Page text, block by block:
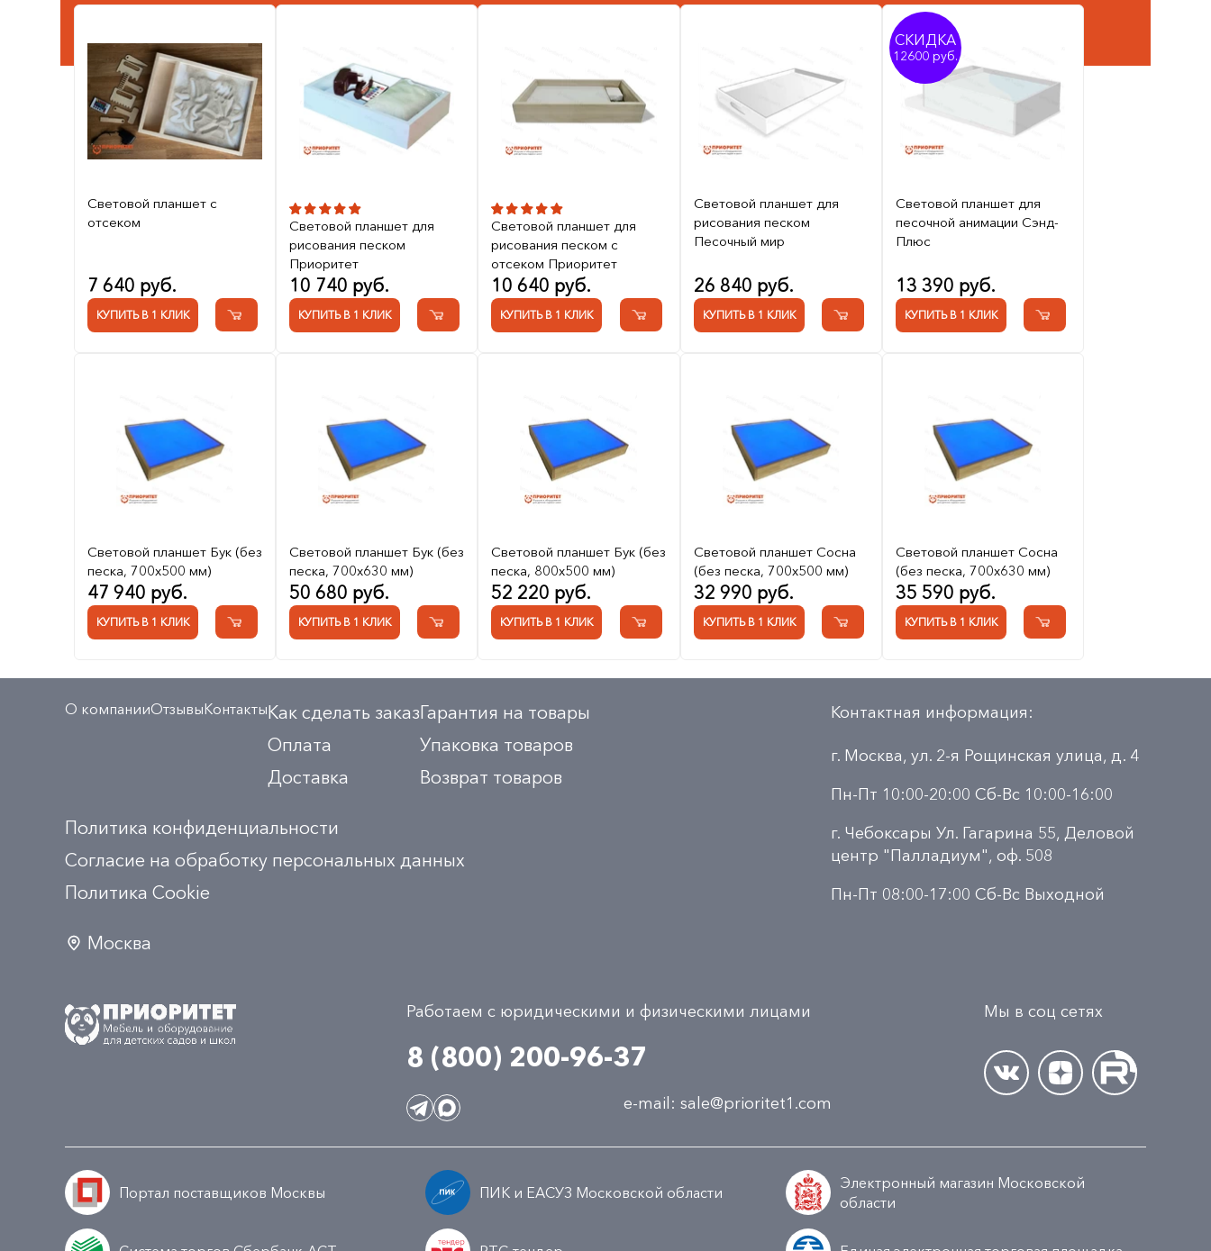
Световой планшет с
отсеком
7 640 руб.
КУПИТЬ В 1 КЛИК
Световой планшет для
рисования песком
Приоритет
10 740 руб.
КУПИТЬ В 1 КЛИК
Световой планшет для
рисования песком с
отсеком Приоритет
10 640 руб.
КУПИТЬ В 1 КЛИК
Световой планшет для
рисования песком
Песочный мир
26 840 руб.
КУПИТЬ В 1 КЛИК
СКИДКА
12600
Световой планшет для
песочной анимации Сэнд-
Плюс
13 390 руб.
КУПИТЬ В 1 КЛИК
Световой планшет Бук (без
песка, 700x500 мм)
47 940 руб.
КУПИТЬ В 1 КЛИК
Световой планшет Бук (без
песка, 700x630 мм)
50 680 руб.
КУПИТЬ В 1 КЛИК
Световой планшет Бук (без
песка, 800x500 мм)
52 220 руб.
КУПИТЬ В 1 КЛИК
Световой планшет Сосна
(без песка, 700x500 мм)
32 990 руб.
КУПИТЬ В 1 КЛИК
Световой планшет Сосна
(без песка, 700x630 мм)
35 590 руб.
КУПИТЬ В 1 КЛИК
О компанииОтзывыКонтактыКак сделать заказ
Оплата
Доставка
Гарантия на товары
Упаковка товаров
Возврат товаров
Политика конфиденциальности
Согласие на обработку персональных данных
Политика Сookie
Москва
Контактная информация:
г. Москва, ул. 2-я Рощинская улица, д. 4
Пн-Пт 10:00-20:00 Сб-Вс 10:00-16:00
г. Чебоксары Ул. Гагарина 55, Деловой
центр "Палладиум", оф. 508
Пн-Пт 08:00-17:00 Сб-Вс Выходной
Работаем с юридическими и физическими лицами
8 (800) 200-96-37
e-mail: sale@prioritet1.com
Мы в соц сетях
Портал поставщиков Москвы ПИК и ЕАСУЗ Московской области
Электронный магазин Московской
области